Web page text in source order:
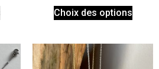
Choix des options